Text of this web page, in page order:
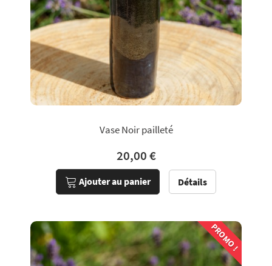
Vase Noir pailleté
20,00 €
Ajouter au panier Détails
PROMO !